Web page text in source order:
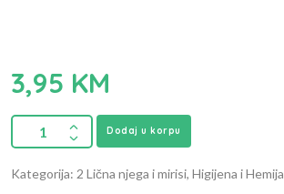
3,95 KM
Dodaj u korpu
Kategorija: 2 Lična njega i mirisi, Higijena i Hemija